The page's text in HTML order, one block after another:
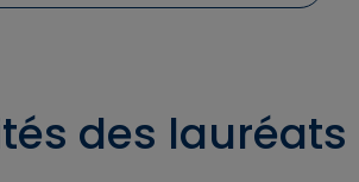
des lauréats